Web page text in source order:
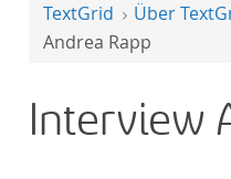
TextGrid Über
Andrea Rapp
Interview